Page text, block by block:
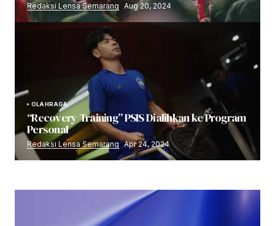
Redaksi Lensa Semarang Aug 20, 2024
OLAHRAGA
“Recovery Training” PSIS Dialihkan ke Program
Personal
Redaksi Lensa Semarang Apr 24, 2024